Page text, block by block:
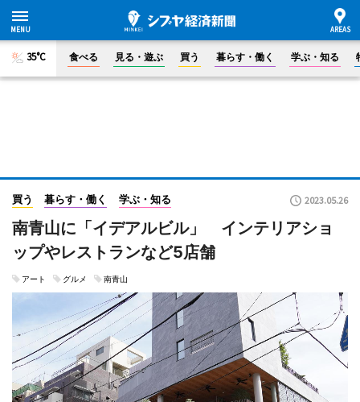
35°C 食べる 見る・遊ぶ 買う 暮らす・働く 学ぶ・知る
買う 暮らす・働く 学ぶ・知る 2023.05.26
南青山に「イデアルビル」 インテリアショ
ップやレストランなど5店舗
アート グルメ 南青山